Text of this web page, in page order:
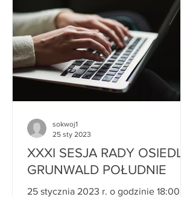
XXXI SESJA RADY OSIEDLA
GRUNWALD POŁUDNIE
25 stycznia 2023 r. o godzinie 18:00
sokwoj1
25 sty 2023